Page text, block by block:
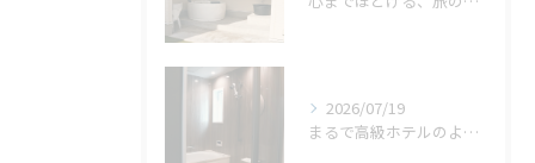
2026/07/19
まるで高級ホテルのような非日常。ガラス張りのバスルームで味わう贅沢なひととき